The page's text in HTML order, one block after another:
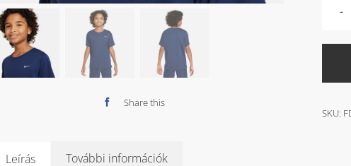
Share this
SKU:
Leírás További információk